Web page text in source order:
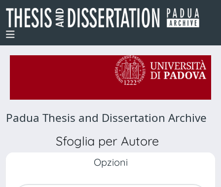
Padua Thesis and Dissertation Archive
Sfoglia per Autore
Opzioni